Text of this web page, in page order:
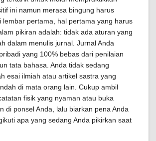
ini namun merasa bingung harus
lembar pertama, hal pertama yang harus
pikiran adalah: tidak ada aturan yang
dalam menulis jurnal. Jurnal Anda
yang 100% bebas dari penilaian
tata bahasa. Anda tidak sedang
esai ilmiah atau artikel sastra yang
di mata orang lain. Cukup ambil
fisik yang nyaman atau buka
di ponsel Anda, lalu biarkan pena Anda
apa yang sedang Anda pikirkan saat